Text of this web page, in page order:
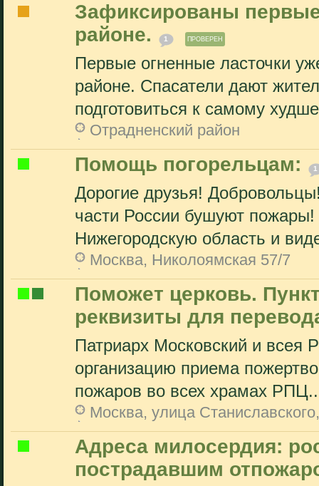
Зафиксированы
районе.
1 ПРОВЕРЕН
Первые огненные ласточки
районе. Спасатели дают
подготовиться к самому
Отрадненский район
Помощь погорельцам: 1
Дорогие друзья!
части России бушуют
Нижегородскую область и
Москва, Николоямская 57/7
Поможет церковь.
реквизиты для
Патриарх Московский и всея
организацию приема
пожаров во всех храмах
Москва, улица
Адреса милосердия:
пострадавшим